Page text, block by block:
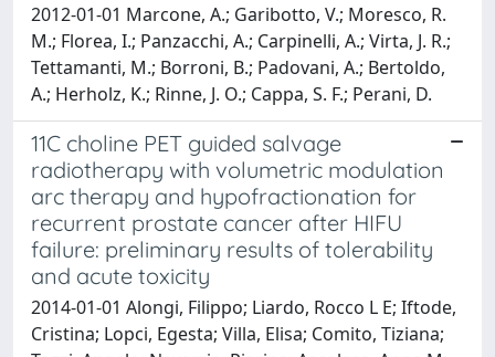
2012-01-01 Marcone, A.; Garibotto, V.; Moresco, R.
M.; Florea, I.; Panzacchi, A.; Carpinelli, A.; Virta, J. R.;
Tettamanti, M.; Borroni, B.; Padovani, A.; Bertoldo,
A.; Herholz, K.; Rinne, J. O.; Cappa, S. F.; Perani, D.
11C choline PET guided salvage
radiotherapy with volumetric modulation
arc therapy and hypofractionation for
recurrent prostate cancer after HIFU
failure: preliminary results of tolerability
and acute toxicity
2014-01-01 Alongi, Filippo; Liardo, Rocco L E; Iftode,
Cristina; Lopci, Egesta; Villa, Elisa; Comito, Tiziana;